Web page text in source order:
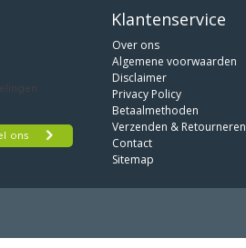
Klantenservice
Over ons
Algemene voorwaarden
Disclaimer
Privacy Policy
Betaalmethoden
Verzenden & Retourneren
Contact
Sitemap